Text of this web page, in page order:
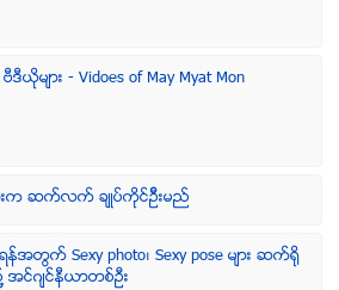
ဗီဒီယုိမ်ား - Vidoes of May Myat Mon
နီမ်ားက ဆက္လက္ ခ်ဳပ္ကိုင္ဥိီးမည္
န္အတြက္ Sexy photo၊ Sexy pose မ်ား ဆက္ရို
အင္ဂ်င္နီယာတစ္ဦး